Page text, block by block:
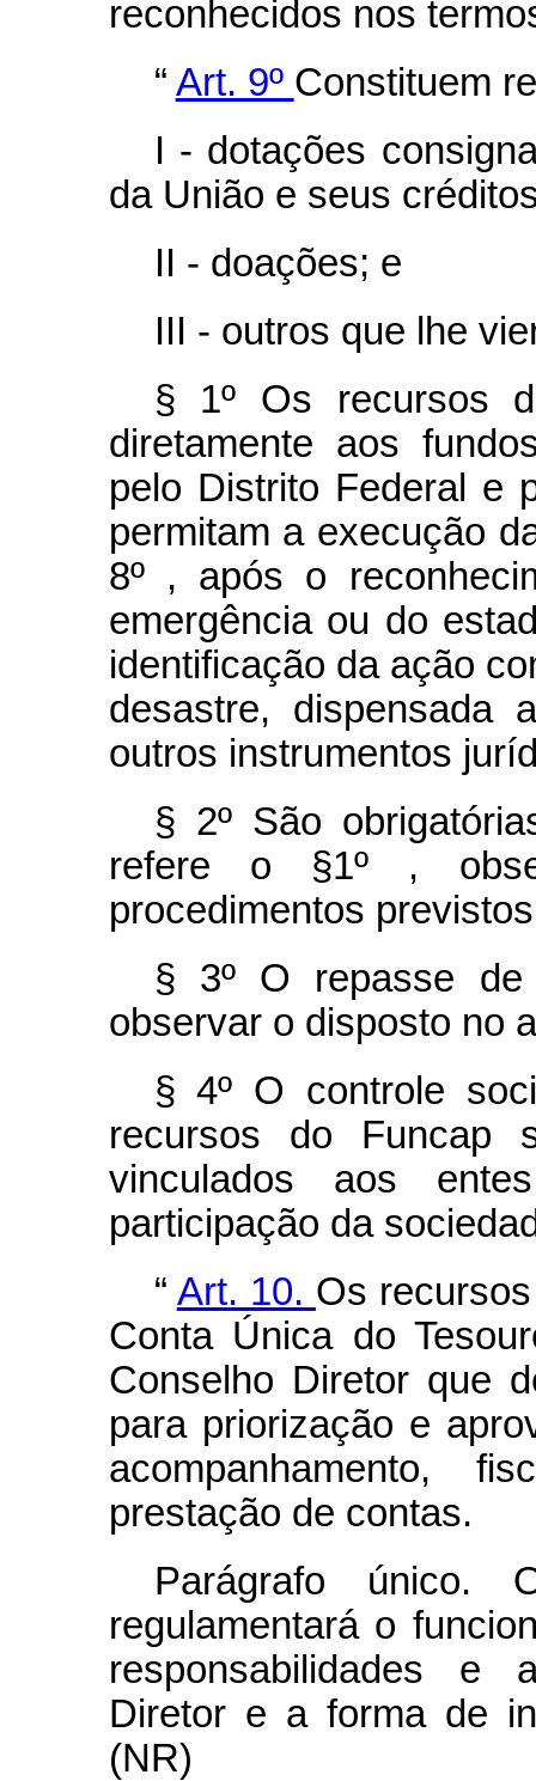
reconhecidos nos
“ Art. 9º Constituem
I - dotações
da União e seus
II - doações; e
III - outros que lhe
§ 1º Os recursos
diretamente aos
pelo Distrito Federal e
permitam a execução
8º , após o
emergência ou do
identificação da ação
desastre, dispensada
outros instrumentos
§ 2º São
refere o §1º ,
procedimentos
§ 3º O repasse de
observar o disposto no
§ 4º O controle
recursos do Funcap
vinculados aos
participação da
“ Art. 10. Os
Conta Única do
Conselho Diretor que
para priorização e
acompanhamento,
prestação de contas.
Parágrafo único.
regulamentará o
responsabilidades e
Diretor e a forma de
(NR)